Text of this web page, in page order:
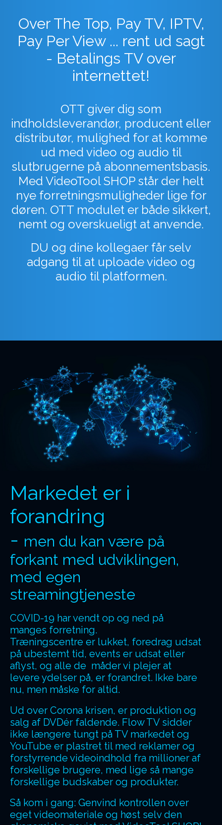
Over The Top, Pay TV, IPTV,
Pay Per View ... rent ud sagt
- Betalings TV over
internettet!
OTT giver dig som
indholdsleverandør, producent eller
distributør, mulighed for at komme
ud med video og audio til
slutbrugerne på abonnementsbasis.
Med VideoTool SHOP står der helt
nye forretningsmuligheder lige for
døren. OTT modulet er både sikkert,
nemt og overskueligt at anvende.
DU og dine kollegaer får selv
adgang til at uploade video og
audio til platformen.
Markedet er i
forandring
- men du kan være på
forkant med udviklingen,
med egen
streamingtjeneste
COVID-19 har vendt op og ned på
manges forretning.
Træningscentre er lukket, foredrag udsat
på ubestemt tid, events er udsat eller
aflyst, og alle de måder vi plejer at
levere ydelser på, er forandret. Ikke bare
nu, men måske for altid.
Ud over Corona krisen, er produktion og
salg af DVDér faldende. Flow TV sidder
ikke længere tungt på TV markedet og
YouTube er plastret til med reklamer og
forstyrrende videoindhold fra millioner af
forskellige brugere, med lige så mange
forskellige budskaber og produkter.
Så kom i gang: Genvind kontrollen over
eget videomateriale og høst selv den